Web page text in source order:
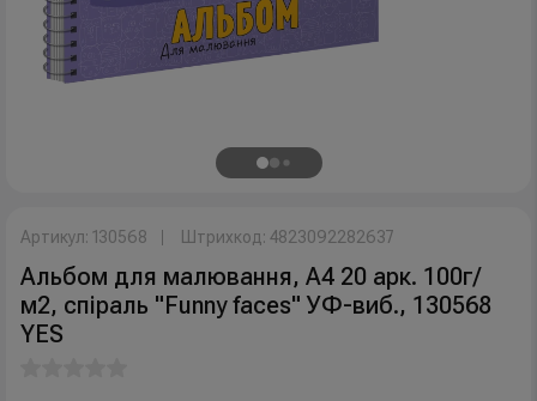
Артикул: 130568 Штрихкод: 4823092282637
Альбом для малювання, А4 20 арк. 100г/
м2, спіраль "Funny faces" УФ-виб., 130568
YES